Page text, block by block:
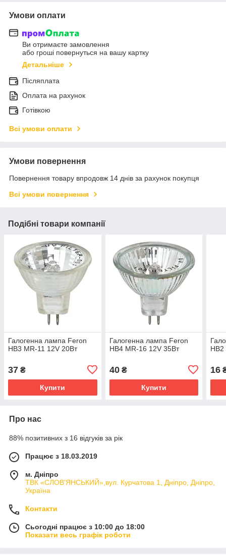
Умови оплати
Ви отримаєте замовлення
або гроші повернуться на вашу картку
Детальніше
Післяплата
Оплата на рахунок
Готівкою
Всі умови оплати
Умови повернення
Повернення товару впродовж 14 днів за рахунок покупця
Всі умови повернення
Подібні товари компанії
Галогенна лампа Feron
HB3 MR-11 12V 20Вт
37 ₴
Купити
Галогенна лампа Feron
HB4 MR-16 12V 35Вт
40₴
Купити
HB2
16
Про нас
88% позитивних з 16 відгуків за рік
Працює з 18.03.2019
м. Дніпро
ТВК «СЛОВ'ЯНСЬКИЙ»,вул. Курчатова 1, Дніпро, Дніпро,
Україна
Контакти
Сьогодні працює з 10:00 до 18:00
Показати весь графік роботи